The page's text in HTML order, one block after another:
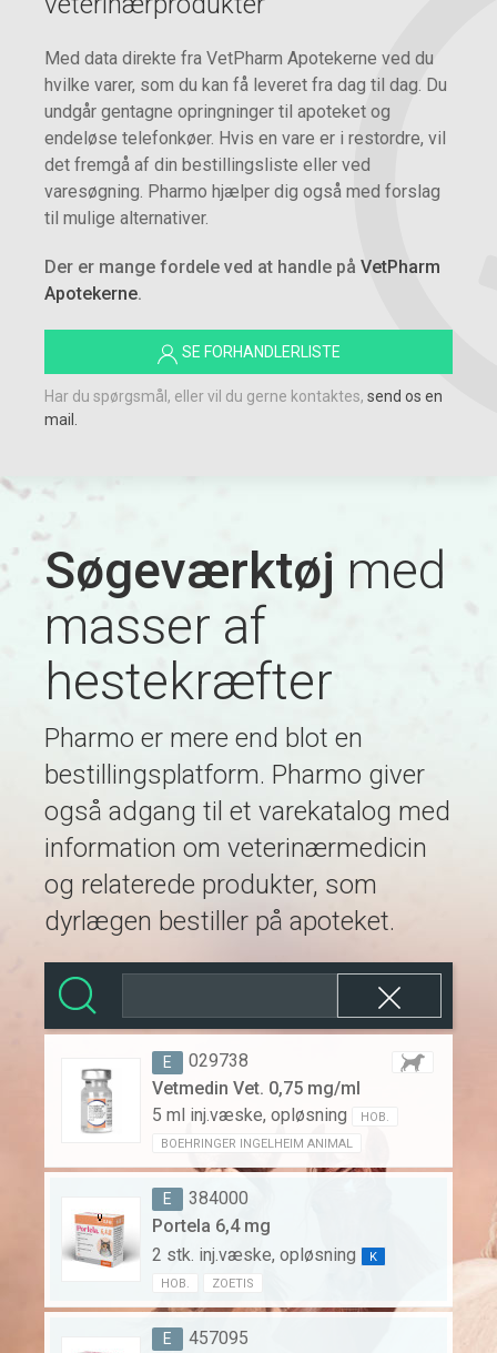
Med data direkte fra VetPharm Apotekerne ved du
hvilke varer, som du kan få leveret fra dag til dag. Du
undgår gentagne opringninger til apoteket og
endeløse telefonkøer. Hvis en vare er i restordre, vil
det fremgå af din bestillingsliste eller ved
varesøgning. Pharmo hjælper dig også med forslag
til mulige alternativer.
Der er mange fordele ved at handle på VetPharm
Apotekerne.
SE FORHANDLERLISTE
Har du spørgsmål, eller vil du gerne kontaktes, send os en
mail.
Søgeværktøj med
masser af
hestekræfter
Pharmo er mere end blot en
bestillingsplatform. Pharmo giver
også adgang til et varekatalog med
information om veterinærmedicin
og relaterede produkter, som
dyrlægen bestiller på apoteket.
E
029738
Vetmedin Vet. 0,75 mg/ml
5 ml inj.væske, opløsning
HOB.
BOEHRINGER INGELHEIM ANIMAL
E
384000
Portela 6,4 mg
2 stk. inj.væske, opløsning
K
HOB.
ZOETIS
E
457095